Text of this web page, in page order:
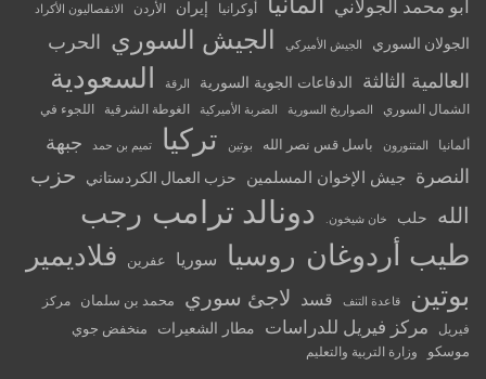
أبو محمد الجولاني أوكرانيا إيران الأردن الانفصاليون الأكراد
الجولان السوري الجيش الأميركي الجيش السوري الحرب
العالمية الثالثة
الدفاعات الجوية السورية الرقة السعودية
الشمال السوري الصواريخ السورية الضربة الأميركية الغوطة الشرقية اللجوء في
ألمانيا المتنورون باسل قس نصر الله بوتين تركيا تميم بن حمد
جبهة
النصرة
جيش الإخوان المسلمين حزب العمال الكردستاني
حزب
الله
حلب خان شيخون. دونالد ترامب رجب
طيب أردوغان روسيا سوريا عفرين
فلاديمير
بوتين
قاعدة التنف قسد لاجئ سوري محمد بن سلمان
مركز
فيريل
مركز فيريل للدراسات مطار الشعيرات
منخفض جوي
موسكو
وزارة التربية والتعليم